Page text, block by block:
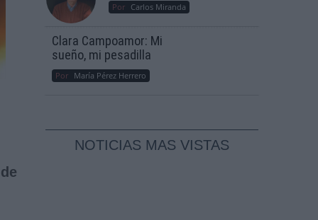
Por Carlos Miranda
Clara Campoamor: Mi
sueño, mi pesadilla
Por María Pérez Herrero
NOTICIAS MAS VISTAS